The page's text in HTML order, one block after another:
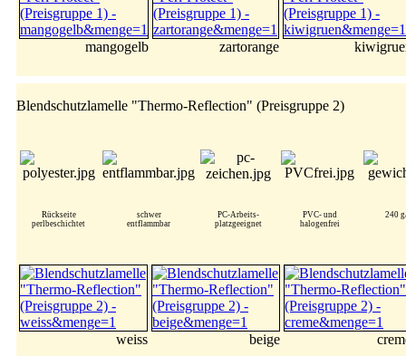
mangogelb zartorange
Blendschutzlamelle "Thermo-Reflection" (Preisgruppe 2)
Rückseite
perlbeschichtet
schwer
entflammbar
PC-Arbeits-
platzgeeignet
PVC- und
halogenfrei
240
weiss beige